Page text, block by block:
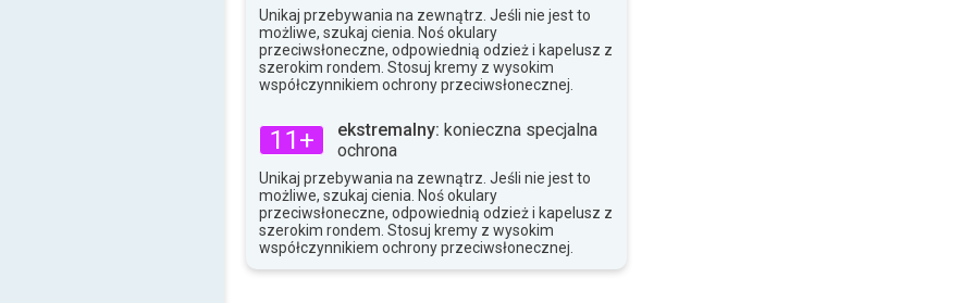
Unikaj przebywania na zewnątrz. Jeśli nie jest to
możliwe, szukaj cienia. Noś okulary
przeciwsłoneczne, odpowiednią odzież i kapelusz z
szerokim rondem. Stosuj kremy z wysokim
współczynnikiem ochrony przeciwsłonecznej.
11+ ekstremalny: konieczna specjalna
ochrona
Unikaj przebywania na zewnątrz. Jeśli nie jest to
możliwe, szukaj cienia. Noś okulary
przeciwsłoneczne, odpowiednią odzież i kapelusz z
szerokim rondem. Stosuj kremy z wysokim
współczynnikiem ochrony przeciwsłonecznej.